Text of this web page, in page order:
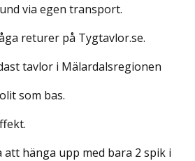
via egen transport.
returer på Tygtavlor.se.
tavlor i Mälardalsregionen
som bas.
hänga upp med bara 2 spik i